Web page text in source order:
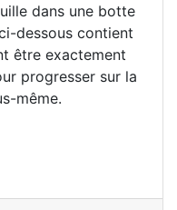
dans une botte
dessous contient
être exactement
progresser sur la
même.